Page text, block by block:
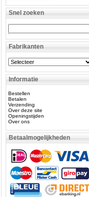
Snel zoeken
Fabrikanten
Informatie
Bestellen
Betalen
Verzending
Over deze site
Openingstijden
Over ons
Betaalmogelijkheden